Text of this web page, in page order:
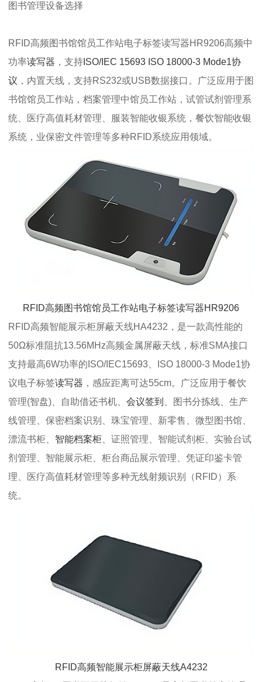
图书管理设备选择
RFID高频图书馆馆员工作站电子标签读写器HR9206高频中
功率读写器 ，支持 ISO/IEC 15693 ISO 18000-3 Mode1协
议 ，内置天线，支持RS232或USB数据接口。广泛应用于图
书馆馆员工作站，档案管理中馆员工作站，试管试剂管理系
统、医疗高值耗材管理、服装智能收银系统，餐饮智能收银
系统，业保密文件管理等多种RFID系统应用领域。
RFID高频图书馆馆员工作站电子标签读写器HR9206
RFID高频智能展示柜屏蔽天线HA4232，是一款高性能的
50Ω标准阻抗13.56MHz高频金属屏蔽天线，标准SMA接口
支持最高6W功率的ISO/IEC15693、ISO 18000-3 Mode1协
议电子标签读写器 ，感应距离可达55cm。广泛应用于餐饮
管理(智盘)、自助借还书机、 会议签到
、图书分拣线、生产
线管理、保密档案识别、珠宝管理、新零售、微型图书馆、
漂流书柜、 智能档案柜 、证照管理、智能试剂柜、实验台试
剂管理、智能展示柜、柜台商品展示管理、凭证印鉴卡管
理、医疗高值耗材管理等多种无线射频识别（RFID）系
统。
RFID高频智能展示柜屏蔽天线A4232